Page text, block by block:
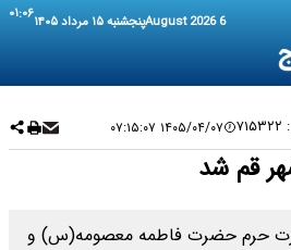
6 August 2026 پنجشنبه ۱۵ مرداد ۱۴۰۵ ۰۱:۰۶
۷۱۵۳۲۲ ۱۴۰۵/۰۴/۰۷ ۰۷:۱۵:۰۷
قم شد
حرم حضرت فاطمه معصومه(س) و